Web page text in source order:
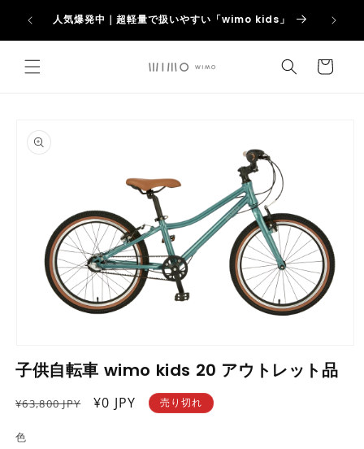
ンツに
トレッ 人気爆発中｜超軽量で扱いやすい「wimo kids」
カ
ー
報にス
キップ
ー
ダ
で
デ
子供自転車 wimo kids 20 アウトレット品
通
価
¥63,800 JPY
セ
¥0 JPY 売り切れ
色